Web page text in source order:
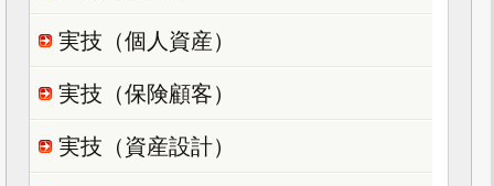
実技（個人資産）
実技（保険顧客）
実技（資産設計）